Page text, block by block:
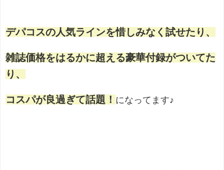
デパコスの人気ラインを惜しみなく試せたり、
雑誌価格をはるかに超える豪華付録がついてた
り、
コスパが良過ぎて話題！ になってます♪